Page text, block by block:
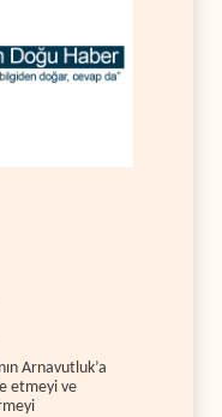
Arnavutluk’a
etmeyi ve